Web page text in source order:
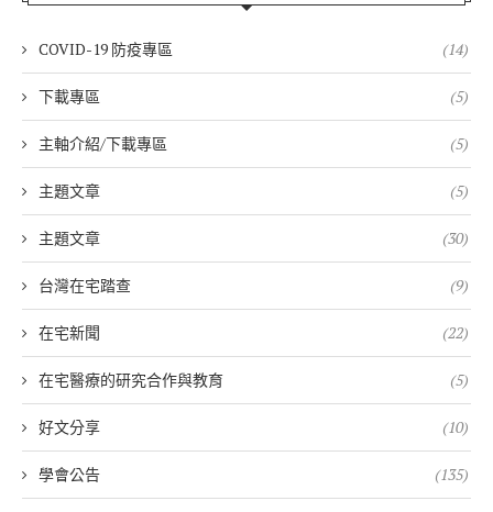
COVID-19 防疫專區 (14)
下載專區 (5)
主軸介紹/下載專區 (5)
主題文章 (5)
主題文章 (30)
台灣在宅踏查 (9)
在宅新聞 (22)
在宅醫療的研究合作與教育 (5)
好文分享 (10)
學會公告 (135)